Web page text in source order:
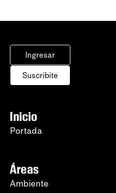
Ingresar
Suscribite
Inicio
Portada
Áreas
Ambiente